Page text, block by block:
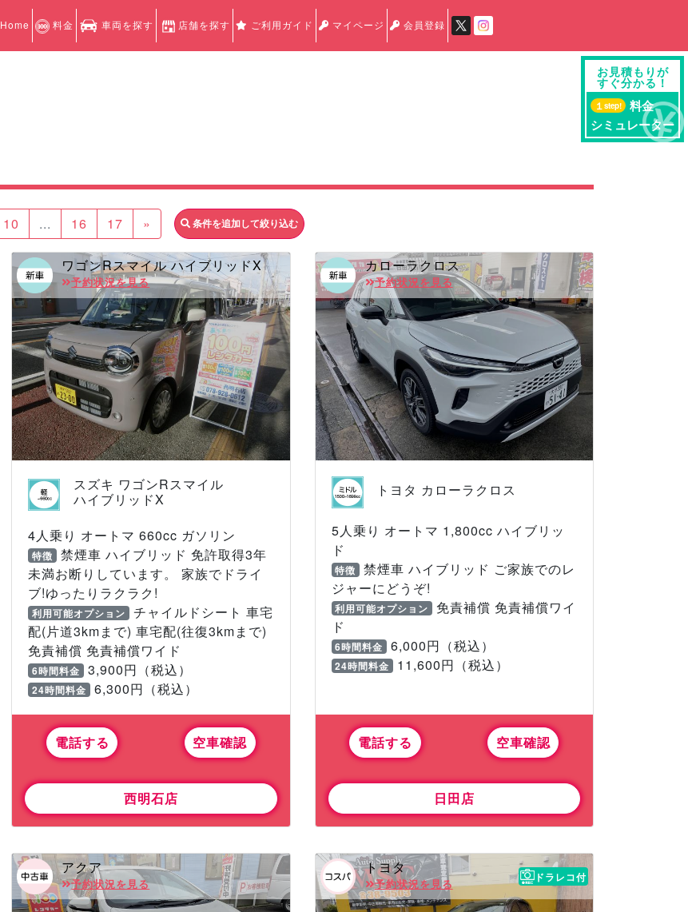
Home 料金 車両を探す 店舗を探す ご利用ガイド マイページ 会員登録
10 ... 16 17 » 条件を追加して絞り込む
ワゴンRスマイル ハイブリッドX
予約状況を見る
スズキ ワゴンRスマイル
ハイブリッドX
4人乗り オートマ 660cc ガソリン
特徴 禁煙車 ハイブリッド 免許取得3年
未満お断りしています。 家族でドライ
ブ!ゆったりラクラク!
利用可能オプション チャイルドシート 車宅
配(片道3kmまで) 車宅配(往復3kmまで)
免責補償 免責補償ワイド
6時間料金 3,900円（税込）
24時間料金 6,300円（税込）
電話する 空車確認
西明石店
カローラクロス
予約状況を見る
トヨタ カローラクロス
5人乗り オートマ 1,800cc ハイブリッ
ド
特徴
禁煙車 ハイブリッド ご家族でのレ
ジャーにどうぞ!
利用可能オプション
免責補償 免責補償ワイ
ド
6時間料金 6,000円（税込）
24時間料金 11,600円（税込）
電話する 空車確認
日田店
アクア
予約状況を見る
トヨタ
予約状況を見る
ドラレコ付
お見積もりが
すぐ分かる！
１step!
料金
シミュレーター